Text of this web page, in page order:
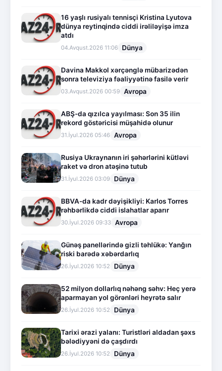
16 yaşlı rusiyalı tennisçi Kristina Lyutova
dünya reytinqində ciddi irəliləyişə imza
atdı
04.Avqust.2026 11:06 Dünya
Davina Makkol xərçənglə mübarizədən
sonra televiziya fəaliyyətinə fasilə verir
03.Avqust.2026 00:59 Avropa
ABŞ-da qızılca yayılması: Son 35 ilin
rekord göstəricisi müşahidə olunur
31.İyul.2026 05:46 Avropa
Rusiya Ukraynanın iri şəhərlərini kütləvi
raket və dron atəşinə tutub
31.İyul.2026 03:09 Dünya
BBVA-da kadr dəyişikliyi: Karlos Torres
rəhbərlikdə ciddi islahatlar aparır
30.İyul.2026 09:33 Avropa
Günəş panellərində gizli təhlükə: Yanğın
riski barədə xəbərdarlıq
26.İyul.2026 10:52 Dünya
52 milyon dollarlıq nəhəng səhv: Heç yerə
aparmayan yol görənləri heyrətə salır
26.İyul.2026 10:52 Dünya
Tarixi ərazi yalanı: Turistləri aldadan şəxs
bələdiyyəni də çaşdırdı
26.İyul.2026 10:52 Dünya